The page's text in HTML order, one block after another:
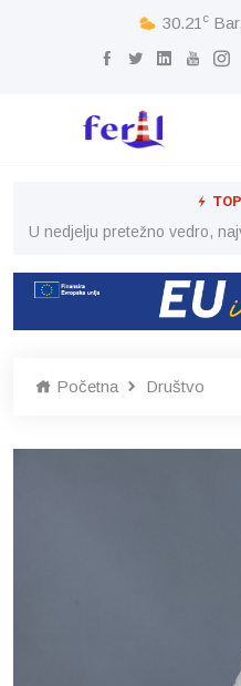
30.21 c
U nedjelju pretežno vedro,
Početna Društvo